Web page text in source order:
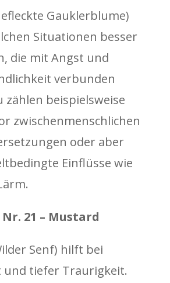
Gauklerblume)
Situationen besser
die mit Angst und
verbunden
zählen beispielsweise
zwischenmenschlichen
oder aber
Einflüsse wie
21 – Mustard
Senf) hilft bei
und tiefer Traurigkeit.